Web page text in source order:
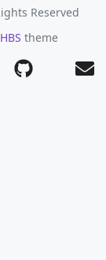
Reserved.
HBS theme.